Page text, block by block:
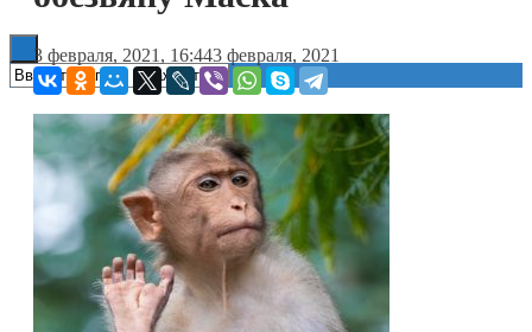
3 февраля, 2021, 16:443 февраля, 2021